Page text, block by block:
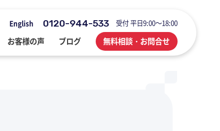
English 0120-944-533 受付 平日9:00～18:00
お客様の声 ブログ 無料相談・お問合せ